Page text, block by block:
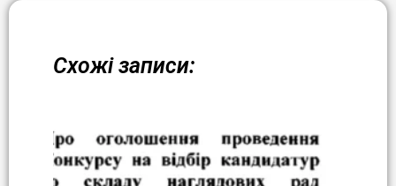
Схожі записи: